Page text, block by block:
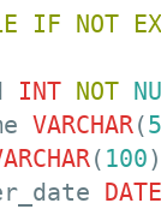
IF NOT
INT NOT
VARCHAR(
( 100
DATE